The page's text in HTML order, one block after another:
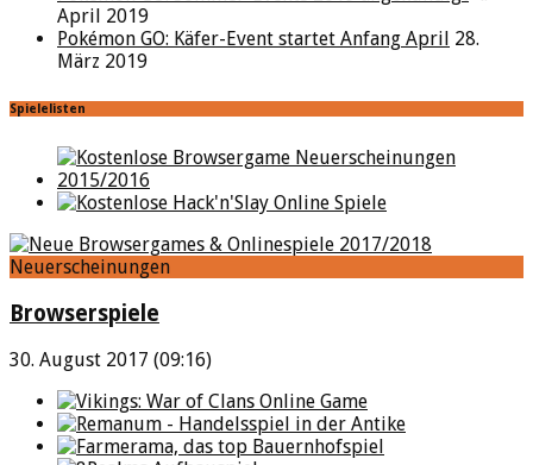
April 2019
Pokémon GO: Käfer-Event startet Anfang April 28.
März 2019
Spielelisten
Neuerscheinungen
Browserspiele
30. August 2017 (09:16)